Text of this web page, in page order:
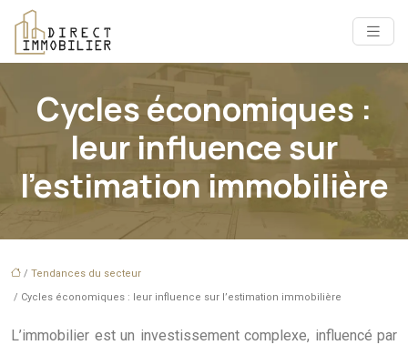
Cycles économiques :
leur influence sur
l’estimation immobilière
/ Tendances du secteur
/ Cycles économiques : leur influence sur l’estimation immobilière
L’immobilier est un investissement complexe, influencé par